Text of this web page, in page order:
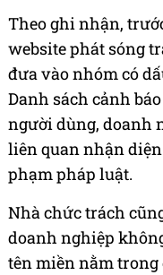
Theo ghi nhận,
website phát sóng
đưa vào nhóm có
Danh sách cảnh
người dùng, doanh
liên quan nhận
phạm pháp luật.
Nhà chức trách
doanh nghiệp
tên miền nằm trong